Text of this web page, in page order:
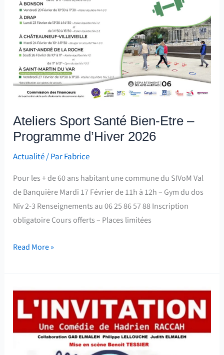
Ateliers Sport Santé Bien-Etre –
Programme d’Hiver 2026
Actualité/ ParFabrice
Pour les + de 60 ans habitant une commune du SIVoM Val
de Banquière Mardi 17 Février de 11h à 12h – Gym du dos
Niv 2-3 Renseignements au 06 25 86 57 88 Inscription
obligatoire Cours offerts – Places limitées
Read More »
Théatre
“L’invitation”,
Une